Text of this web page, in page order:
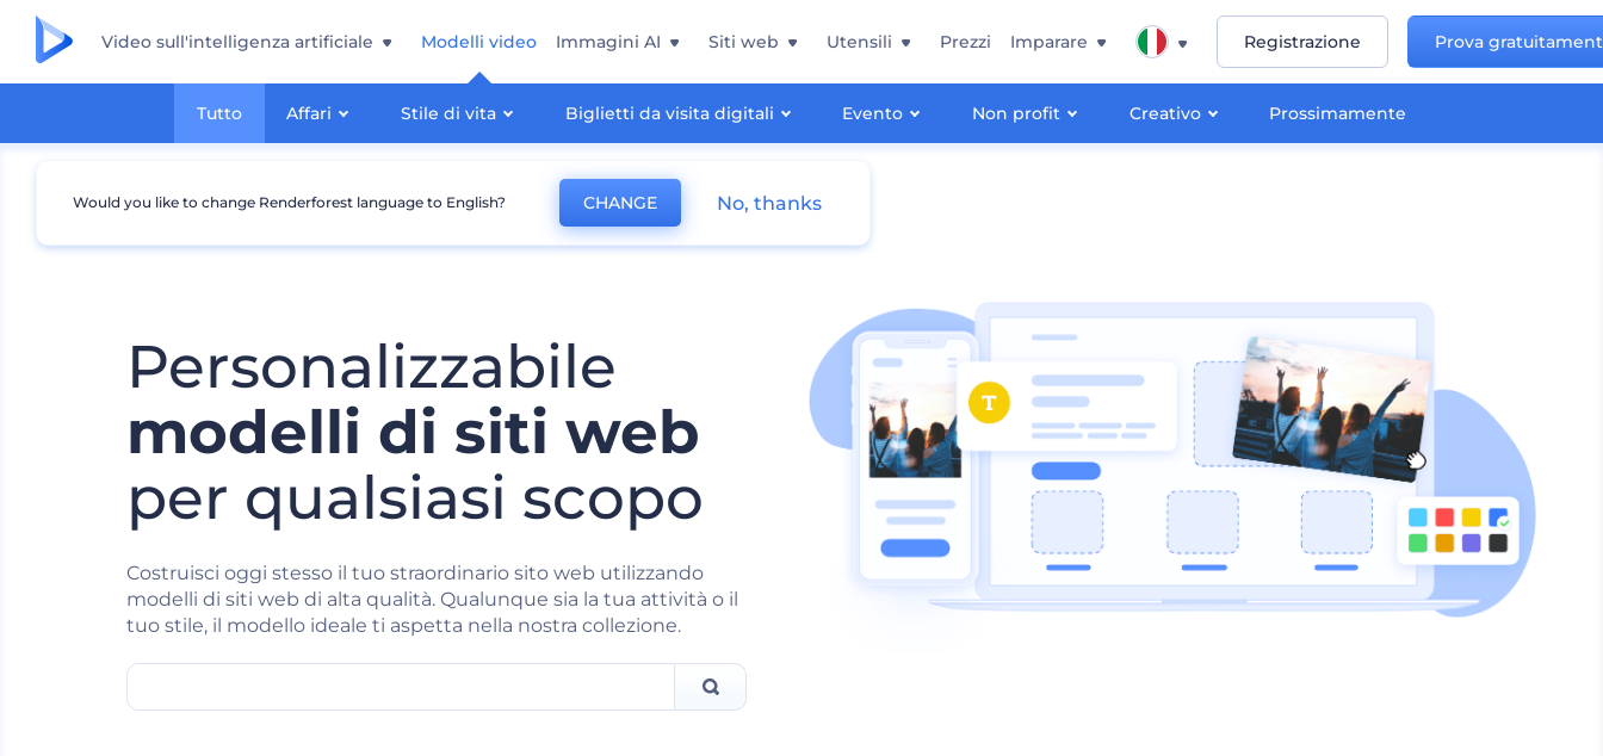
Video sull'intelligenza artificiale Modelli video
Tutto Affari Stile di vita Biglietti da visita digitali Evento Non profit Creativo Prossimamente
Immagini AI Siti web Utensili Prezzi Imparare Registrazione Prova
Personalizzabile
modelli di siti web
per qualsiasi scopo
Costruisci oggi stesso il tuo straordinario sito web utilizzando
modelli di siti web di alta qualità. Qualunque sia la tua attività o il
tuo stile, il modello ideale ti aspetta nella nostra collezione.
Would you like to change Renderforest language to English? CHANGE No, thanks